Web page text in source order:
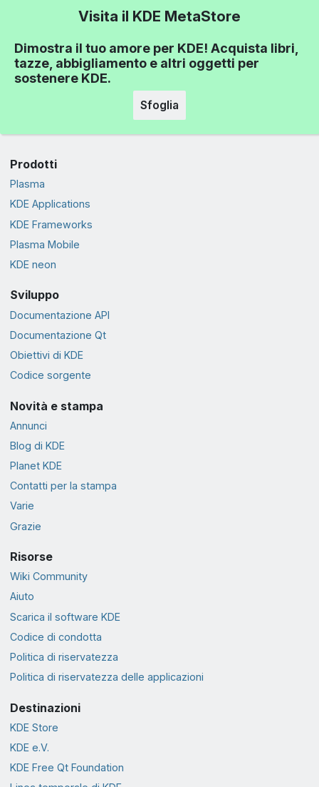
Visita il KDE MetaStore
Dimostra il tuo amore per KDE! Acquista libri,
tazze, abbigliamento e altri oggetti per
sostenere KDE.
Sfoglia
Prodotti
Plasma
KDE Applications
KDE Frameworks
Plasma Mobile
KDE neon
Sviluppo
Documentazione API
Documentazione Qt
Obiettivi di KDE
Codice sorgente
Novità e stampa
Annunci
Blog di KDE
Planet KDE
Contatti per la stampa
Varie
Grazie
Risorse
Wiki Community
Aiuto
Scarica il software KDE
Codice di condotta
Politica di riservatezza
Politica di riservatezza delle applicazioni
Destinazioni
KDE Store
KDE e.V.
KDE Free Qt Foundation